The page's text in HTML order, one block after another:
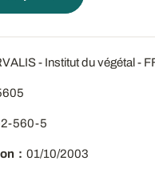
- Institut du végétal -
560-5
01/10/2003